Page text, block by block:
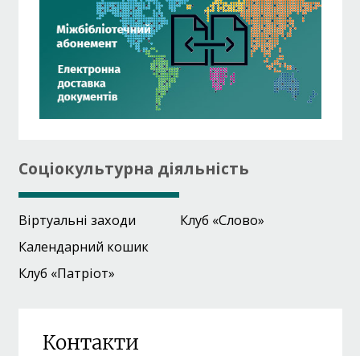
Соціокультурна діяльність
Віртуальні заходи
Календарний кошик
Клуб «Патріот»
Клуб «Слово»
Контакти